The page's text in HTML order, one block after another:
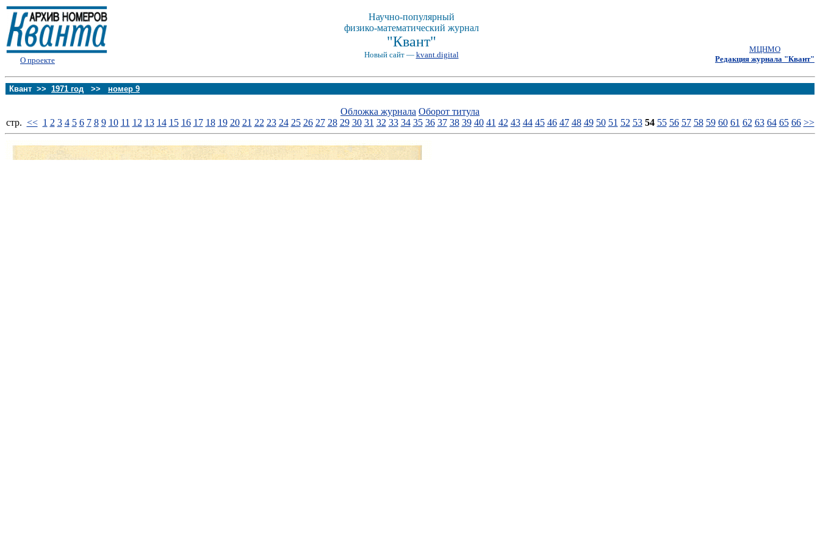
О проекте
Научно-популярный
физико-математический журнал
"Квант"
Новый сайт — kvant.digital
МЦНМО
Редакция журнала "Квант"
Квант >> 1971 год >> номер 9
Обложка журнала Оборот титула
стp. << 1 2 3 4 5 6 7 8 9 10 11 12 13 14 15 16 17 18 19 20 21 22 23 24 25 26 27 28 29 30 31 32 33 34 35 36 37 38 39 40 41 42 43 44 45 46 47 48 49 50 51 52 53 54 55 56 57 58 59 60 61 62 63 64 65 66 >>